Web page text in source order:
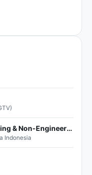
MMKI Talent Pool (Engineering & Non-Engineering)
Indonesia